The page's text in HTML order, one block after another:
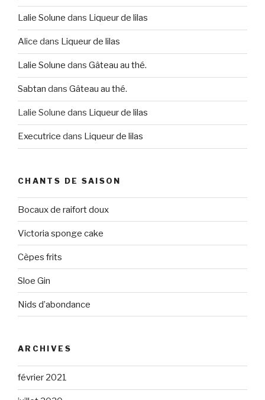
Lalie Solune dans Liqueur de lilas
Alice dans Liqueur de lilas
Lalie Solune dans Gâteau au thé.
Sabtan dans Gâteau au thé.
Lalie Solune dans Liqueur de lilas
Executrice dans Liqueur de lilas
CHANTS DE SAISON
Bocaux de raifort doux
Victoria sponge cake
Cèpes frits
Sloe Gin
Nids d’abondance
ARCHIVES
février 2021